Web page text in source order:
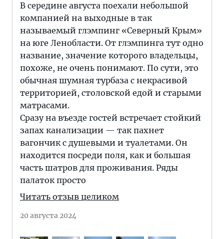
В середине августа поехали небольшой
компанией на выходные в так
называемый глэмпинг «Северный Крым»
на юге Ленобласти. От глэмпинга тут одно
название, значение которого владельцы,
похоже, не очень понимают. По сути, это
обычная шумная турбаза с некрасивой
территорией, столовской едой и старыми
матрасами.
Сразу на въезде гостей встречает стойкий
запах канализации — так пахнет
вагончик с душевыми и туалетами. Он
находится посреди поля, как и большая
часть шатров для проживания. Ряды
палаток просто
Читать отзыв целиком
20 августа 2024